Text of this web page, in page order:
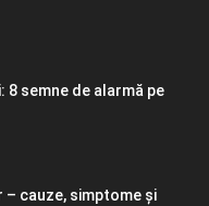
8 semne de alarmă pe
cauze, simptome și